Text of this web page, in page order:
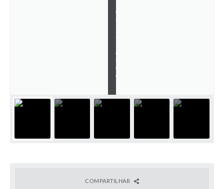
o
u
a
-
A
s
c
o
COMPARTILHAR